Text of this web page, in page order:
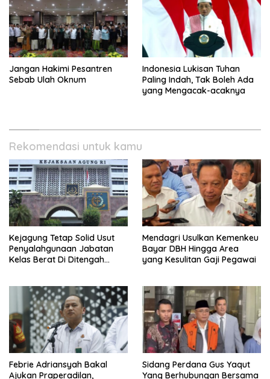
Jangan Hakimi Pesantren
Sebab Ulah Oknum
Indonesia Lukisan Tuhan
Paling Indah, Tak Boleh Ada
yang Mengacak-acaknya
Rekomendasi untuk kamu
Kejagung Tetap Solid Usut
Penyalahgunaan Jabatan
Kelas Berat Di Ditengah
Mendagri Usulkan Kemenkeu
Bayar DBH Hingga Area
yang Kesulitan Gaji Pegawai
Febrie Adriansyah Bakal
Ajukan Praperadilan,
Sidang Perdana Gus Yaqut
Yang Berhubungan Bersama